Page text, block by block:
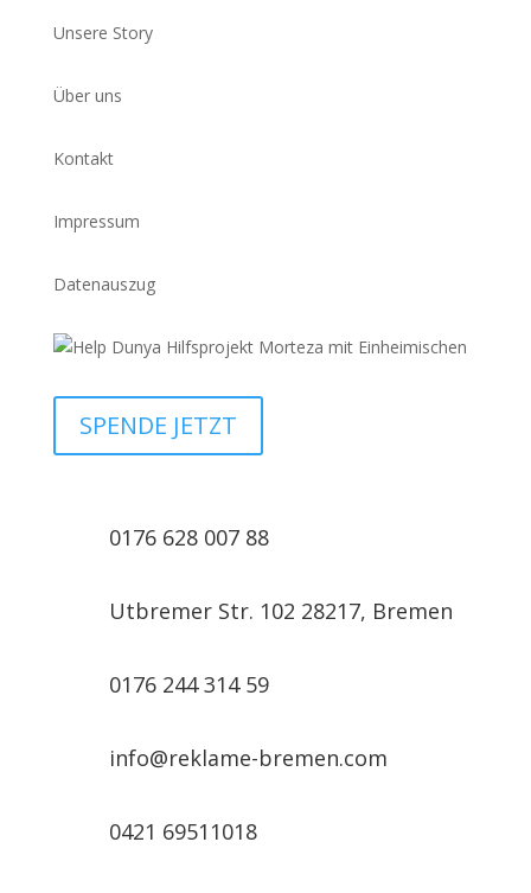
Unsere Story
Über uns
Kontakt
Impressum
Datenauszug
SPENDE JETZT
0176 628 007 88
Utbremer Str. 102 28217, Bremen
0176 244 314 59
info@reklame-bremen.com
0421 69511018